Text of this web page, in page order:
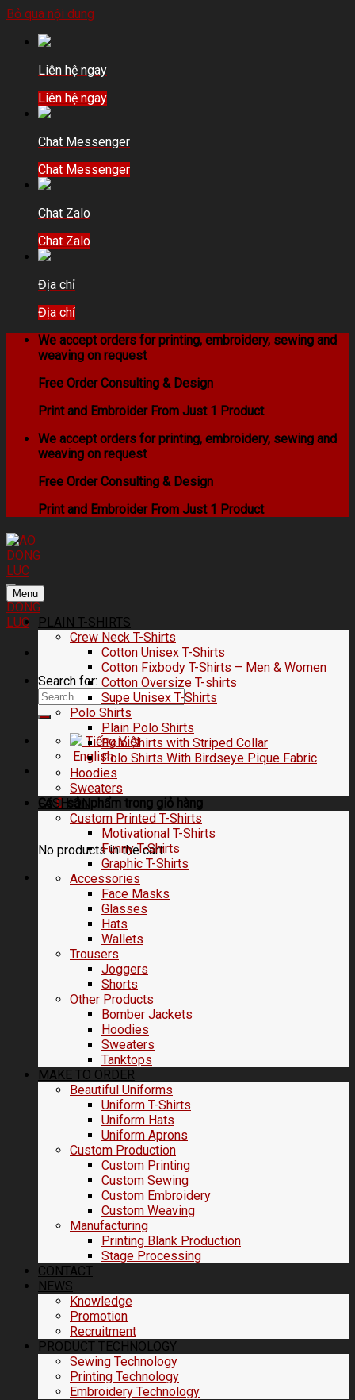
Bỏ qua nội dung
Liên hệ ngay
Liên hệ ngay
Chat Messenger
Chat Messenger
Chat Zalo
Chat Zalo
Địa chỉ
Địa chỉ
We accept orders for printing, embroidery, sewing and
weaving on request
Free Order Consulting & Design
Print and Embroider From Just 1 Product
We accept orders for printing, embroidery, sewing and
weaving on request
Free Order Consulting & Design
Print and Embroider From Just 1 Product
Search for:
Tiếng Việt
English
Có0 sản phẩm trong giỏ hàng
No products in the cart.
Menu
PLAIN T-SHIRTS
Crew Neck T-Shirts
Cotton Unisex T-Shirts
Cotton Fixbody T-Shirts – Men & Women
Cotton Oversize T-shirts
Supe Unisex T-Shirts
Polo Shirts
Plain Polo Shirts
Polo Shirts with Striped Collar
Polo Shirts With Birdseye Pique Fabric
Hoodies
Sweaters
FASHION
Custom Printed T-Shirts
Motivational T-Shirts
Funny T-Shirts
Graphic T-Shirts
Accessories
Face Masks
Glasses
Hats
Wallets
Trousers
Joggers
Shorts
Other Products
Bomber Jackets
Hoodies
Sweaters
Tanktops
MAKE TO ORDER
Beautiful Uniforms
Uniform T-Shirts
Uniform Hats
Uniform Aprons
Custom Production
Custom Printing
Custom Sewing
Custom Embroidery
Custom Weaving
Manufacturing
Printing Blank Production
Stage Processing
CONTACT
NEWS
Knowledge
Promotion
Recruitment
PRODUCT TECHNOLOGY
Sewing Technology
Printing Technology
Embroidery Technology